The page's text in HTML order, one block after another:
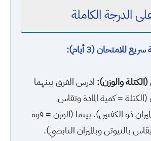
الدرجة الكاملة
للامتحان (3 أيام):
(الكتلة والوزن): ادرس الفرق بينهما
= كمية المادة وتقاس
ذو الكفتين). بينما (الوزن = قوة
بالنيوتن وبالميزان النابضي).